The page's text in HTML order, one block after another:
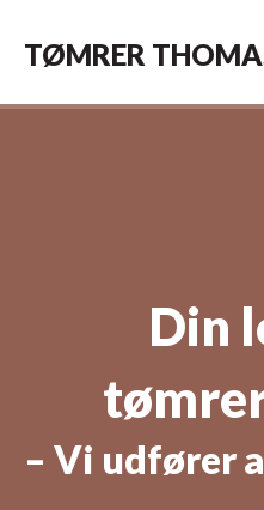
TØMRER
Din
– Vi udfører